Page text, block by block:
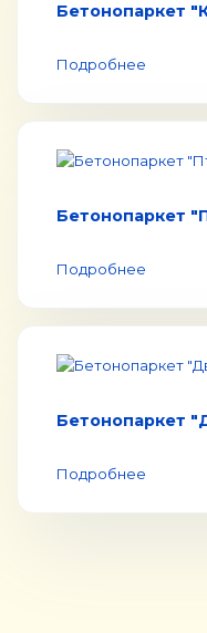
Бетонопаркет
Подробнее
Бетонопаркет
Подробнее
Бетонопаркет
Подробнее